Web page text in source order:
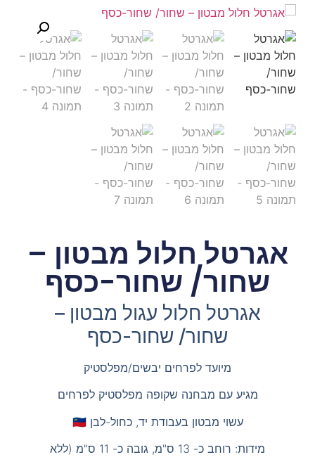
אגרטל חלול מבטון –
שחור/ שחור-כסף
אגרטל חלול עגול מבטון –
שחור/ שחור-כסף
מיועד לפרחים יבשים/מפלסטיק
מגיע עם מבחנה שקופה מפלסטיק לפרחים
עשוי מבטון בעבודת יד, כחול-לבן 🇮🇱
מידות: רוחב כ- 13 ס"מ, גובה כ- 11 ס"מ (ללא